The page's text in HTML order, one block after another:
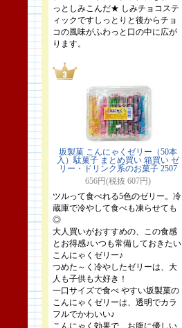
っとしみこんだ★ しみチョコステ
ィックですしっとりと後からチョ
コの風味がふわっと口の中に広が
ります。
坂製菓 こんにゃくゼリー（50本
入）駄菓子 まとめ買い 箱買い ゼ
リー・ドリンク系のお菓子 2507
656円(税抜 607円)
ツルって食べれる5色のゼリー。冷
蔵庫で冷やして食べも凍らせても
◎
大人買いがおすすめの、この食感
とお得感♪いつも常備しておきたい
こんにゃくゼリー♪
つめた～く冷やしたゼリーは、大
人も子供も大好き！
一口サイズで食べ やすい坂製菓の
こんにゃくゼリーは、透明でカラ
フルでかわいい♪
こんにゃく効果で、お腹に優しい